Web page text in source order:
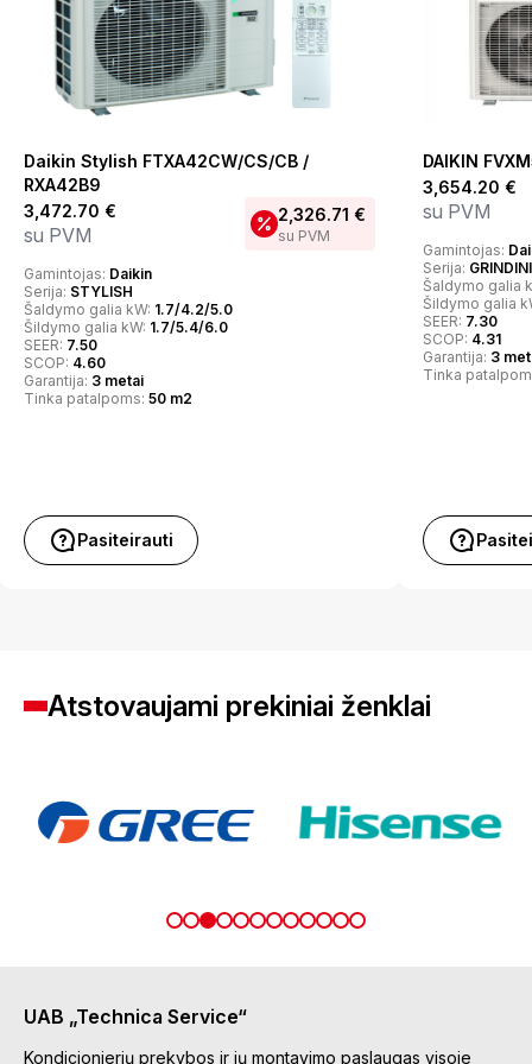
Daikin Stylish FTXA42CW/CS/CB /
RXA42B9
3,472.70 €
su PVM
2,326.71 €
su PVM
Gamintojas: Daikin
Serija: STYLISH
Šaldymo galia kW: 1.7/4.2/5.0
Šildymo galia kW: 1.7/5.4/6.0
SEER: 7.50
SCOP: 4.60
Garantija: 3 metai
Tinka patalpoms: 50 m2
Pasiteirauti
DAIKIN
3,654.20 €
su PVM
Gamintojas:
Serija:
Šaldymo galia
Šildymo galia
SEER: 7.30
SCOP: 4.31
Garantija: 3
Tinka
Atstovaujami prekiniai ženklai
UAB „Technica Service“
Kondicionierių prekybos ir jų montavimo paslaugas visoje